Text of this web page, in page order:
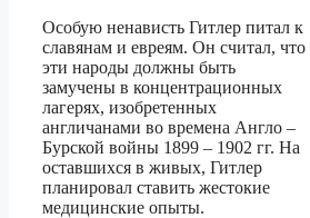
Особую ненависть Гитлер питал к
славянам и евреям. Он считал, что
эти народы должны быть
замучены в концентрационных
лагерях, изобретенных
англичанами во времена Англо –
Бурской войны 1899 – 1902 гг. На
оставшихся в живых, Гитлер
планировал ставить жестокие
медицинские опыты.